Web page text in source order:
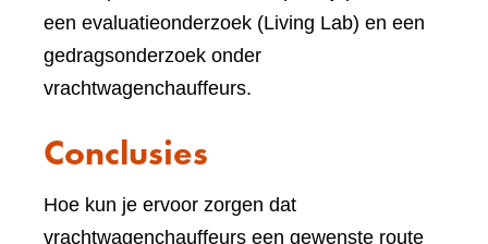
een evaluatieonderzoek (Living Lab) en een
gedragsonderzoek onder
vrachtwagenchauffeurs.
Conclusies
Hoe kun je ervoor zorgen dat
vrachtwagenchauffeurs een gewenste route